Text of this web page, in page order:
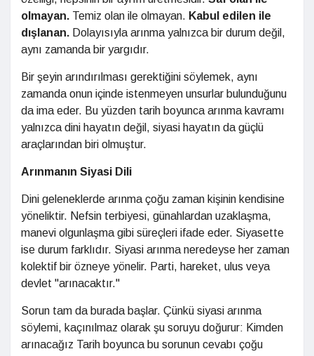
olmayan. Temiz olan ile olmayan. Kabul edilen ile
dışlanan. Dolayısıyla arınma yalnızca bir durum değil,
aynı zamanda bir yargıdır.
Bir şeyin arındırılması gerektiğini söylemek, aynı
zamanda onun içinde istenmeyen unsurlar bulunduğunu
da ima eder. Bu yüzden tarih boyunca arınma kavramı
yalnızca dini hayatın değil, siyasi hayatın da güçlü
araçlarından biri olmuştur.
Arınmanın Siyasi Dili
Dini geleneklerde arınma çoğu zaman kişinin kendisine
yöneliktir. Nefsin terbiyesi, günahlardan uzaklaşma,
manevi olgunlaşma gibi süreçleri ifade eder. Siyasette
ise durum farklıdır. Siyasi arınma neredeyse her zaman
kolektif bir özneye yönelir. Parti, hareket, ulus veya
devlet "arınacaktır."
Sorun tam da burada başlar. Çünkü siyasi arınma
söylemi, kaçınılmaz olarak şu soruyu doğurur: Kimden
arınacağız Tarih boyunca bu sorunun cevabı çoğu